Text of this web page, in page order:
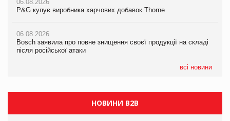
06.08.2026
P&G купує виробника харчових добавок Thorne
06.08.2026
Bosch заявила про повне знищення своєї продукції на складі
після російської атаки
всі новини
06.08.2026
P&G купує виробника харчових добавок Thorne
06.08.2026
Bosch заявила про повне знищення своєї продукції на складі
після російської атаки
06.08.2026
P&G купує виробника харчових добавок Thorne
06.08.2026
Bosch заявила про повне знищення своєї продукції на складі
після російської атаки
НОВИНИ B2B